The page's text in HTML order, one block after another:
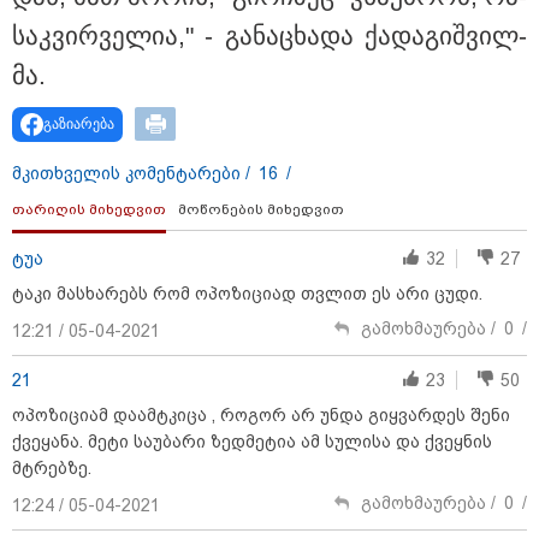
13:27 / 07-08-2026
"სტუმართმოყვარე ხალხი ვართ - რუსს, ყაზახს,
უკრაინელს, შვეიცარიელს, იტალიელს, ამერიკელს,
შეუძლია ჩამოვიდეს, დახარჯოს ფული... არავინ
შეზღუდული არაა" - კალაძე
"მარტო როცა ვარ, ხშირად
ველაპარაკები, ვიცი, რომ
მისმენს, ვფიქრობ, თავზე
ხომ არ ვაჩვენებ ცრემლებს" -
გიორგი კეკელიძე გმირი
საკ­ვირ­ვე­ლია," - გა­ნა­ცხა­და ქა­და­გიშ­ვილ­
მა.
გაზიარება
მკითხველის კომენტარები / 16 /
თარიღის მიხედვით მოწონების მიხედვით
ტუა 32
27
ტაკი მასხარებს რომ ოპოზიციად თვლით ეს არი ცუდი.
12:21 / 05-04-2021
გამოხმაურება / 0 /
21 23
50
ოპოზიციამ დაამტკიცა , როგორ არ უნდა გიყვარდეს შენი
ქვეყანა. მეტი საუბარი ზედმეტია ამ სულისა და ქვეყნის
მტრებზე.
12:24 / 05-04-2021
გამოხმაურება / 0 /